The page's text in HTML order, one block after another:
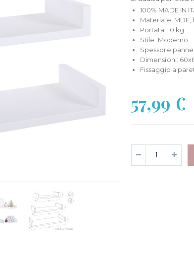
100% MADE IN
Materiale: MDF,
Portata: 10 kg
Stile: Moderno
Spessore
Dimensioni:
Fissaggio a
57,99 €